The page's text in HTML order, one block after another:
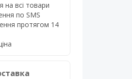
на всі товари
по SMS
протягом 14